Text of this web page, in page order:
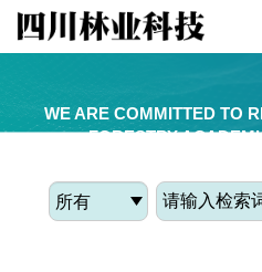
WE ARE COMMITTED TO
FORESTRY